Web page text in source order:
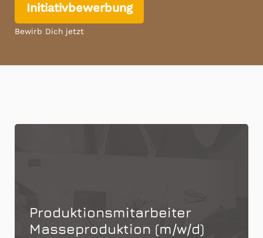
Initiativbewerbung
Bewirb Dich jetzt
Produktionsmitarbeiter
Masseproduktion (m/w/d)